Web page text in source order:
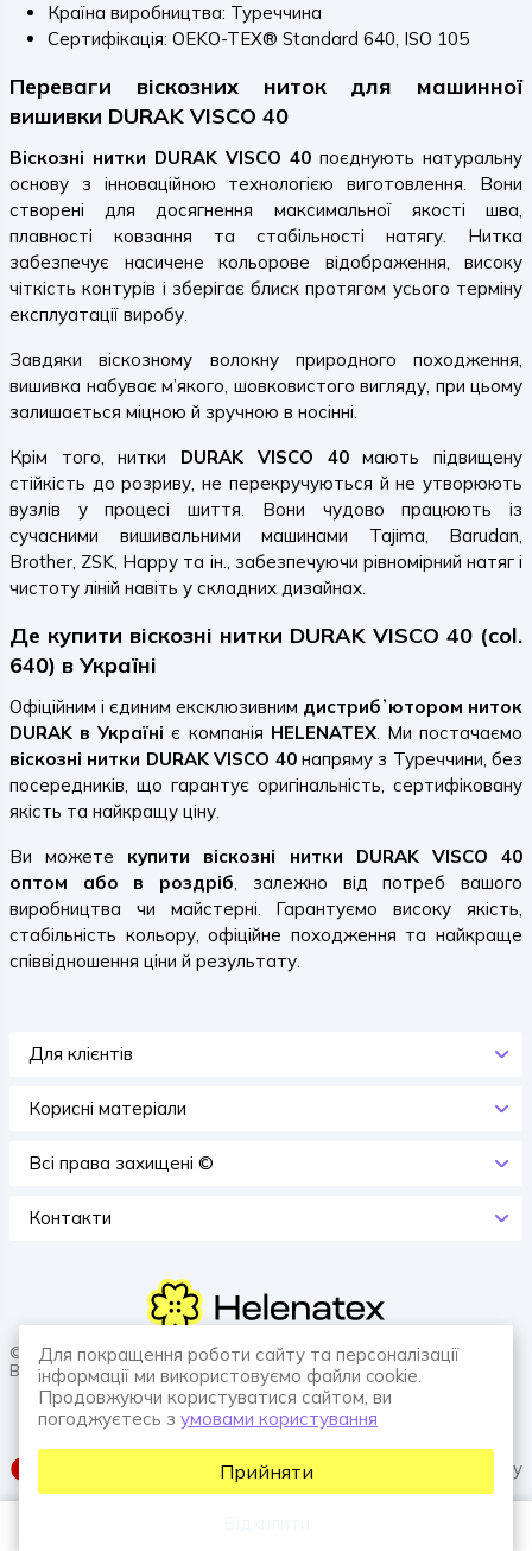
Країна виробництва: Туреччина
Сертифікація: OEKO-TEX® Standard 640, ISO 105
Переваги віскозних ниток для машинної
вишивки DURAK VISCO 40
Віскозні нитки DURAK VISCO 40 поєднують натуральну
основу з інноваційною технологією виготовлення. Вони
створені для досягнення максимальної якості шва,
плавності ковзання та стабільності натягу. Нитка
забезпечує насичене кольорове відображення, високу
чіткість контурів і зберігає блиск протягом усього терміну
експлуатації виробу.
Завдяки віскозному волокну природного походження,
вишивка набуває м’якого, шовковистого вигляду, при цьому
залишається міцною й зручною в носінні.
Крім того, нитки DURAK VISCO 40мають підвищену
стійкість до розриву, не перекручуються й не утворюють
вузлів у процесі шиття. Вони чудово працюють із
сучасними вишивальними машинами Tajima, Barudan,
Brother, ZSK, Happy та ін., забезпечуючи рівномірний натяг і
чистоту ліній навіть у складних дизайнах.
Де купити віскозні нитки DURAK VISCO 40 (col.
640) в Україні
Офіційним і єдиним ексклюзивним дистрибʼютором ниток
DURAK в Україні є компанія HELENATEX. Ми постачаємо
віскозні нитки DURAK VISCO 40напряму з Туреччини, без
посередників, що гарантує оригінальність, сертифіковану
якість та найкращу ціну.
Ви можете купити віскозні нитки DURAK VISCO 40
оптом або в роздріб, залежно від потреб вашого
виробництва чи майстерні. Гарантуємо високу якість,
стабільність кольору, офіційне походження та найкраще
співвідношення ціни й результату.
Для клієнтів
Корисні матеріали
Всi права захищенi ©
Контакти
© 2026 HELENATEX «Ґудзики, вішаки, нитки. Власне виробництво.
Все для швейної справи.»
SUFIX web agency
Для покращення роботи сайту та персоналізації
інформації ми використовуємо файли cookie.
Продовжуючи користуватися сайтом, ви
погоджуєтесь з умовами користування
Прийняти